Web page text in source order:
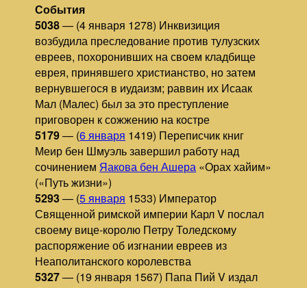
События
5038— (4 января 1278) Инквизиция
возбудила преследование против тулузских
евреев, похоронивших на своем кладбище
еврея, принявшего христианство, но затем
вернувшегося в иудаизм; раввин их Исаак
Мал (Малес) был за это преступление
приговорен к сожжению на костре
5179— (6 января 1419) Переписчик книг
Меир бен Шмуэль завершил работу над
сочинением Яакова бен Ашера «Орах хайим»
(«Путь жизни»)
5293— (5 января 1533) Император
Священной римской империи Карл V послал
своему вице-королю Петру Толедскому
распоряжение об изгнании евреев из
Неаполитанского королевства
5327— (19 января 1567) Папа Пий V издал